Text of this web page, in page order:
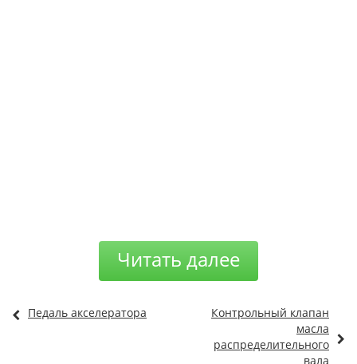
Читать далее
Педаль акселератора
Контрольный клапан
масла
распределительного
вала